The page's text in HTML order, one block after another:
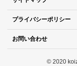
プライバシーポリシー
お問い合わせ
© 2020